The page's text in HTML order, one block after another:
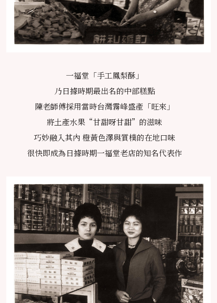
一福堂「手工鳳梨酥」
乃日據時期最出名的中部糕點
陳老師傅採用當時台灣霧峰盛產「旺來」
將土產水果“甘甜呀甘甜”的滋味
巧妙融入其內 橙黃色澤與質樸的在地口味
很快即成為日據時期一福堂老店的知名代表作